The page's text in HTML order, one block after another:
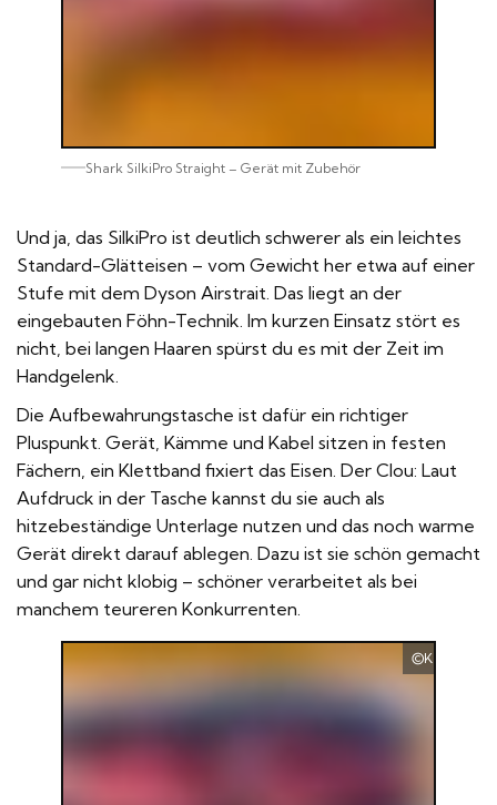
Shark SilkiPro Straight – Gerät mit Zubehör
Und ja, das SilkiPro ist deutlich schwerer als ein leichtes
Standard-Glätteisen – vom Gewicht her etwa auf einer
Stufe mit dem Dyson Airstrait . Das liegt an der
eingebauten Föhn-Technik. Im kurzen Einsatz stört es
nicht, bei langen Haaren spürst du es mit der Zeit im
Handgelenk.
Die Aufbewahrungstasche ist dafür ein richtiger
Pluspunkt. Gerät, Kämme und Kabel sitzen in festen
Fächern, ein Klettband fixiert das Eisen. Der Clou: Laut
Aufdruck in der Tasche kannst du sie auch als
hitzebeständige Unterlage nutzen und das noch warme
Gerät direkt darauf ablegen. Dazu ist sie schön gemacht
und gar nicht klobig – schöner verarbeitet als bei
manchem teureren Konkurrenten.
Kramer